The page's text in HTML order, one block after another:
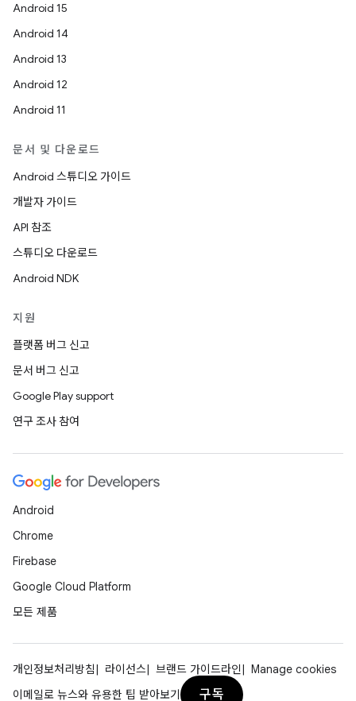
Android 15
Android 14
Android 13
Android 12
Android 11
문서 및 다운로드
Android 스튜디오 가이드
개발자 가이드
API 참조
스튜디오 다운로드
Android NDK
지원
플랫폼 버그 신고
문서 버그 신고
Google Play support
연구 조사 참여
Android
Chrome
Firebase
Google Cloud Platform
모든 제품
개인정보처리방침 라이선스 브랜드 가이드라인
Manage cookies
이메일로 뉴스와 유용한 팁 받아보기
구독